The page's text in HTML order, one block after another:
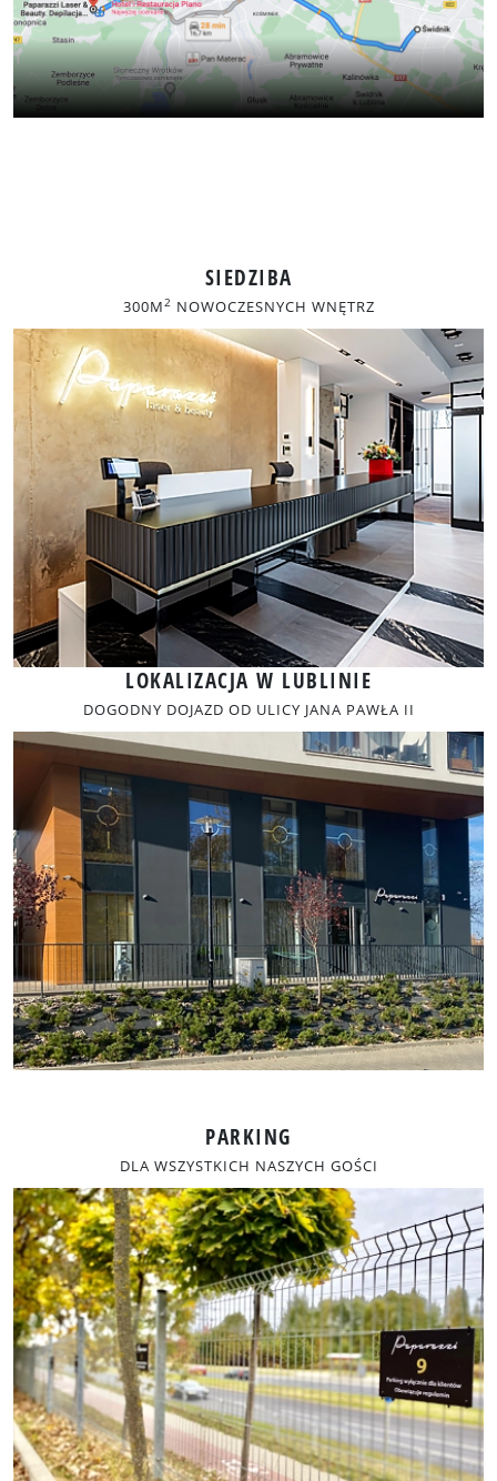
SIEDZIBA
300M2 NOWOCZESNYCH WNĘTRZ
LOKALIZACJA W LUBLINIE
DOGODNY DOJAZD OD ULICY JANA PAWŁA II
PARKING
DLA WSZYSTKICH NASZYCH GOŚCI